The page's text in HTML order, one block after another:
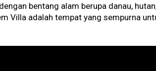
bentang alam berupa danau,
Villa adalah tempat yang sempurna